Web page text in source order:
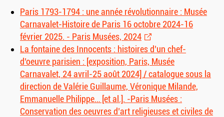
Paris 1793-1794 : une année révolutionnaire : Musée
Carnavalet-Histoire de Paris 16 octobre 2024-16
février 2025. - Paris Musées, 2024
La fontaine des Innocents : histoires d’un chef-
d’oeuvre parisien : [exposition, Paris, Musée
Carnavalet, 24 avril-25 août 2024] / catalogue sous la
direction de Valérie Guillaume, Véronique Milande,
Emmanuelle Philippe… [et al.]. -Paris Musées :
Conservation des oeuvres d’art religieuses et civiles de